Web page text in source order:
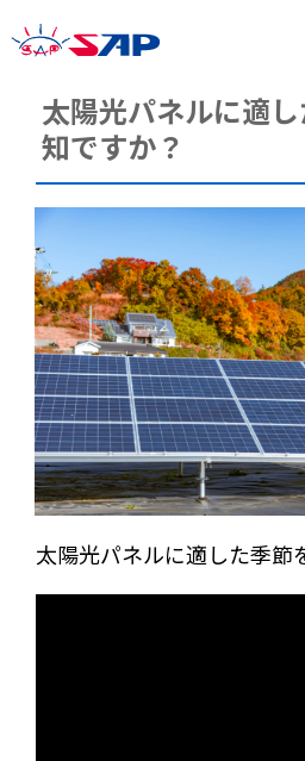
太陽光パネルに適
知ですか？
太陽光パネルに適した季節